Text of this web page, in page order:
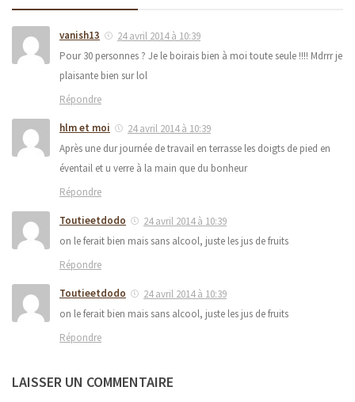
vanish13
24 avril 2014 à 10:39
Pour 30 personnes ? Je le boirais bien à moi toute seule !!!! Mdrrr je
plaisante bien sur lol
Répondre
hlm et moi
24 avril 2014 à 10:39
Après une dur journée de travail en terrasse les doigts de pied en
éventail et u verre à la main que du bonheur
Répondre
Toutieetdodo
24 avril 2014 à 10:39
on le ferait bien mais sans alcool, juste les jus de fruits
Répondre
Toutieetdodo
24 avril 2014 à 10:39
on le ferait bien mais sans alcool, juste les jus de fruits
Répondre
LAISSER UN COMMENTAIRE